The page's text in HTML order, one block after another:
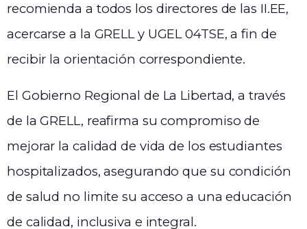
recomienda a todos los directores de las II.EE,
acercarse a la GRELL y UGEL 04TSE, a fin de
recibir la orientación correspondiente.
El Gobierno Regional de La Libertad, a través
de la GRELL, reafirma su compromiso de
mejorar la calidad de vida de los estudiantes
hospitalizados, asegurando que su condición
de salud no limite su acceso a una educación
de calidad, inclusiva e integral.